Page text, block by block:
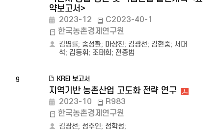
약보고서>
2023-12
C2023-40-1
한국농촌경제연구원
김병률; 송성환; 마상진; 김광선; 김현중; 서대
석; 김동휘; 조태희 ; 전종범
9 KREI 보고서
지역기반 농촌산업 고도화 전략 연구
2023-10
R983
한국농촌경제연구원
김광선; 성주인; 정학성;